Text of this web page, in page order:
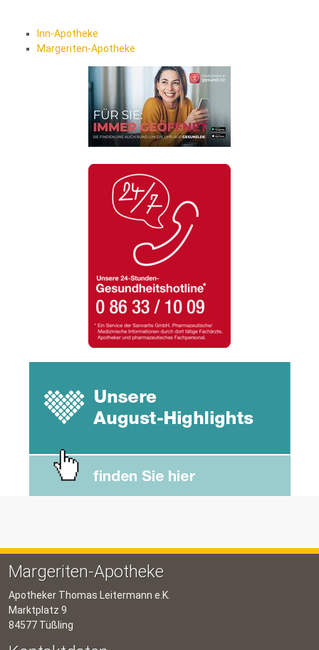
Inn-Apotheke
Margeriten-Apotheke
Margeriten-Apotheke
Apotheker Thomas Leitermann e.K.
Marktplatz 9
84577 Tüßling